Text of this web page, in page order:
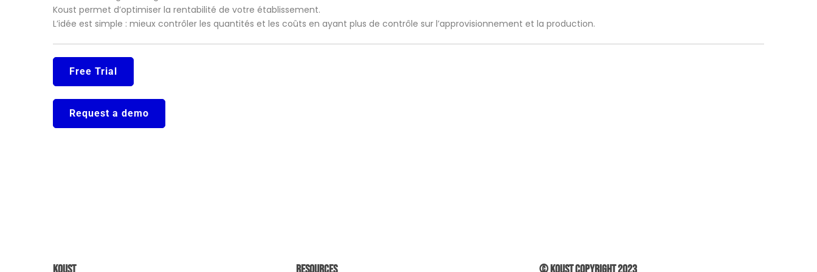
Koust permet d’optimiser la rentabilité de votre établissement.
L’idée est simple : mieux contrôler les quantités et les coûts en ayant plus de contrôle sur l’approvisionnement et la production.
Free Trial
Request a demo